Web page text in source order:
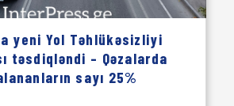
yeni Yol Təhlükəsizliyi
təsdiqləndi – Qəzalarda
sayı 25%